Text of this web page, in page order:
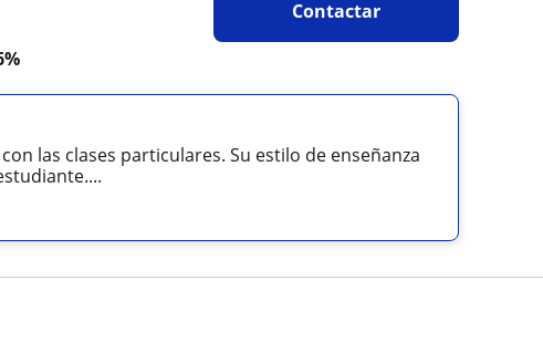
Contactar
las clases particulares. Su estilo de enseñanza